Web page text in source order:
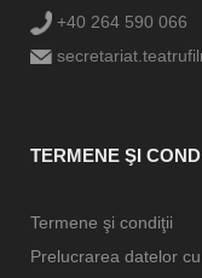
+40 264 590 066
TERMENE ŞI
Termene şi condiţii
Prelucrarea datelor